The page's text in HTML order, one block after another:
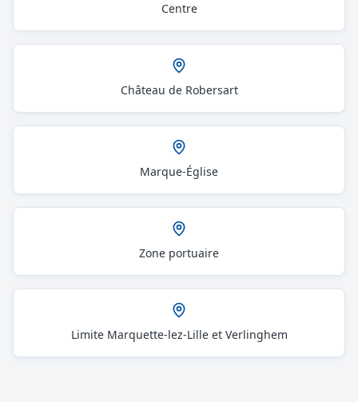
Centre
Château de Robersart
Marque-Église
Zone portuaire
Limite Marquette-lez-Lille et Verlinghem